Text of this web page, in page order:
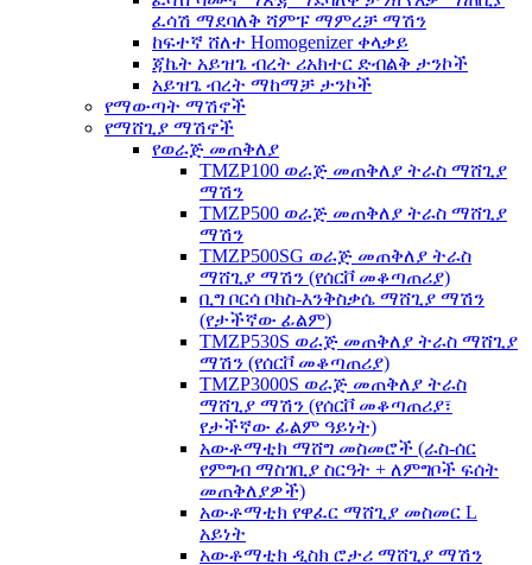
ፈሳሽ ማደባለቅ ሻምፑ ማምረቻ ማሽን
ከፍተኛ ሸለተ Homogenizer ቀላቃይ
ጃኬት አይዝጌ ብረት ሪአክተር ድብልቅ ታንኮች
አይዝጌ ብረት ማከማቻ ታንኮች
የማውጣት ማሽኖች
የማሸጊያ ማሽኖች
የወራጅ መጠቅለያ
TMZP100 ወራጅ መጠቅለያ ትራስ ማሸጊያ
ማሽን
TMZP500 ወራጅ መጠቅለያ ትራስ ማሸጊያ
ማሽን
TMZP500SG ወራጅ መጠቅለያ ትራስ
ማሸጊያ ማሽን (የሰርቮ መቆጣጠሪያ)
ቢግ ቦርሳ ቦክስ-እንቅስቃሴ ማሸጊያ ማሽን
(የታችኛው ፊልም)
TMZP530S ወራጅ መጠቅለያ ትራስ ማሸጊያ
ማሽን (የሰርቮ መቆጣጠሪያ)
TMZP3000S ወራጅ መጠቅለያ ትራስ
ማሸጊያ ማሽን (የሰርቮ መቆጣጠሪያ፣
የታችኛው ፊልም ዓይነት)
አውቶማቲክ ማሸግ መስመሮች (ራስ-ሰር
የምግብ ማስገቢያ ስርዓት + ለምግቦች ፍሰት
መጠቅለያዎች)
አውቶማቲክ የዋፈር ማሸጊያ መስመር L
አይነት
አውቶማቲክ ዲስክ ሮታሪ ማሸጊያ ማሽን